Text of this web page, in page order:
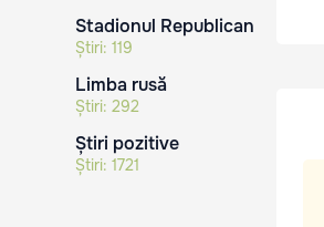
Stadionul Republican
Știri: 119
Limba rusă
Știri: 292
Știri pozitive
Știri: 1721